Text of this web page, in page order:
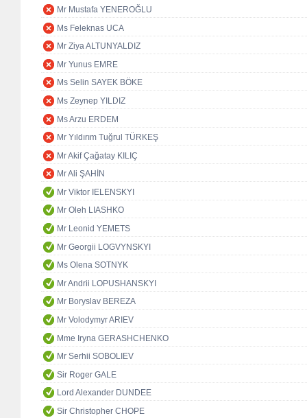
Mr Mustafa YENEROĞLU
Ms Feleknas UCA
Mr Ziya ALTUNYALDIZ
Mr Yunus EMRE
Ms Selin SAYEK BÖKE
Ms Zeynep YILDIZ
Ms Arzu ERDEM
Mr Yıldırım Tuğrul TÜRKEŞ
Mr Akif Çağatay KILIÇ
Mr Ali ŞAHİN
Mr Viktor IELENSKYI
Mr Oleh LIASHKO
Mr Leonid YEMETS
Mr Georgii LOGVYNSKYI
Ms Olena SOTNYK
Mr Andrii LOPUSHANSKYI
Mr Boryslav BEREZA
Mr Volodymyr ARIEV
Mme Iryna GERASHCHENKO
Mr Serhii SOBOLIEV
Sir Roger GALE
Lord Alexander DUNDEE
Sir Christopher CHOPE